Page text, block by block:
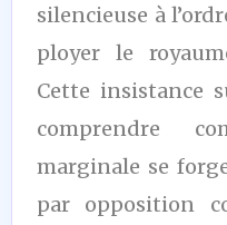
silencieuse à
ployer le
Cette insistance
comprendre
marginale se
par opposition